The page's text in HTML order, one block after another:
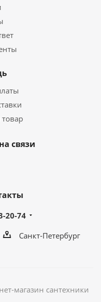
связи
20-74
Санкт-Петербург
магазин cантехники